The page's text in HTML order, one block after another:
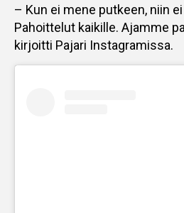
– Kun ei mene putkeen, niin
Pahoittelut kaikille. Ajamme
kirjoitti Pajari Instagramissa.